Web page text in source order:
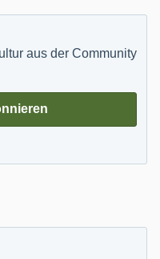
aus der Community